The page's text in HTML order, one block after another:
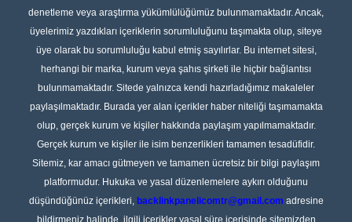
denetleme veya araştırma yükümlülüğümüz bulunmamaktadır. Ancak,
üyelerimiz yazdıkları içeriklerin sorumluluğunu taşımakta olup, siteye
üye olarak bu sorumluluğu kabul etmiş sayılırlar. Bu internet sitesi,
herhangi bir marka, kurum veya şahıs şirketi ile hiçbir bağlantısı
bulunmamaktadır. Sitede yalnızca kendi hazırladığımız makaleler
paylaşılmaktadır. Burada yer alan içerikler haber niteliği taşımamakta
olup, gerçek kurum ve kişiler hakkında paylaşım yapılmamaktadır.
Gerçek kurum ve kişiler ile isim benzerlikleri tamamen tesadüfidir.
Sitemiz, kar amacı gütmeyen ve tamamen ücretsiz bir bilgi paylaşım
platformudur. Hukuka ve yasal düzenlemelere aykırı olduğunu
düşündüğünüz içerikleri, backlinkpanelicomtr@gmail.com adresine
bildirmeniz halinde, ilgili içerikler yasal süre içerisinde sitemizden